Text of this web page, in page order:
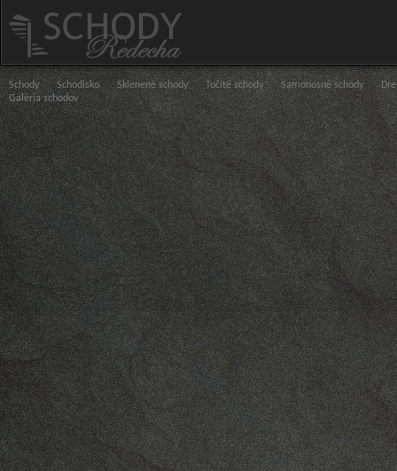
Schody Schodisko Sklenené schody Točité schody Samonosné schody
Galéria schodov